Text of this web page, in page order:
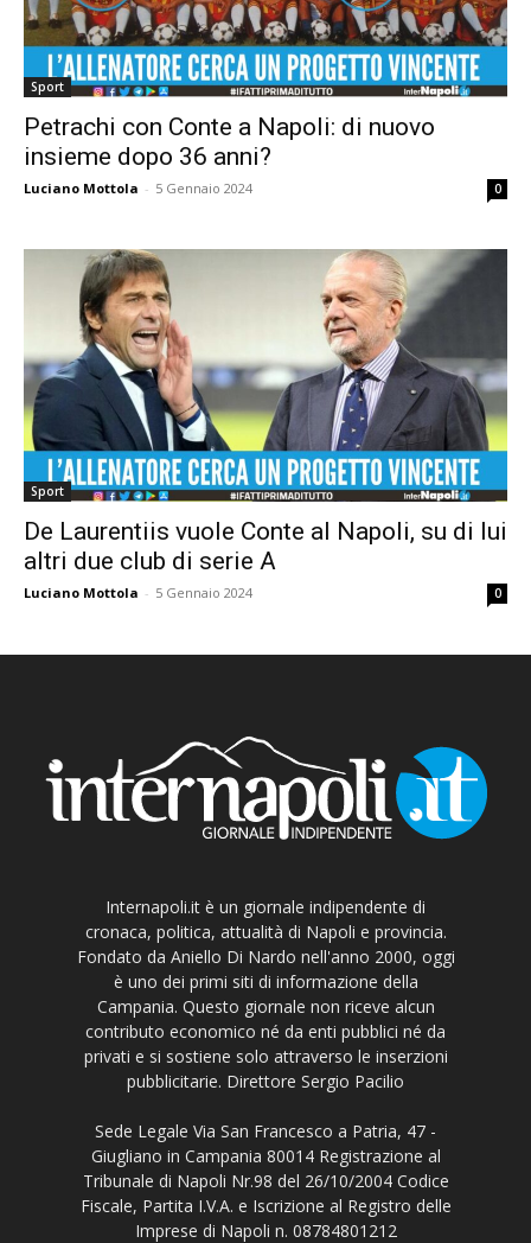
Sport
Petrachi con Conte a Napoli: di nuovo
insieme dopo 36 anni?
Luciano Mottola - 5 Gennaio 2024 0
Sport
De Laurentiis vuole Conte al Napoli, su di lui
altri due club di serie A
Luciano Mottola - 5 Gennaio 2024 0
Internapoli.it è un giornale indipendente di
cronaca, politica, attualità di Napoli e provincia.
Fondato da Aniello Di Nardo nell'anno 2000, oggi
è uno dei primi siti di informazione della
Campania. Questo giornale non riceve alcun
contributo economico né da enti pubblici né da
privati e si sostiene solo attraverso le inserzioni
pubblicitarie. Direttore Sergio Pacilio
Sede Legale Via San Francesco a Patria, 47 -
Giugliano in Campania 80014 Registrazione al
Tribunale di Napoli Nr.98 del 26/10/2004 Codice
Fiscale, Partita I.V.A. e Iscrizione al Registro delle
Imprese di Napoli n. 08784801212